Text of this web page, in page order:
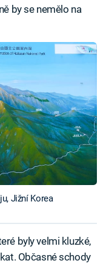
by se nemělo na
Jižní Korea
byly velmi kluzké,
Občasné schody